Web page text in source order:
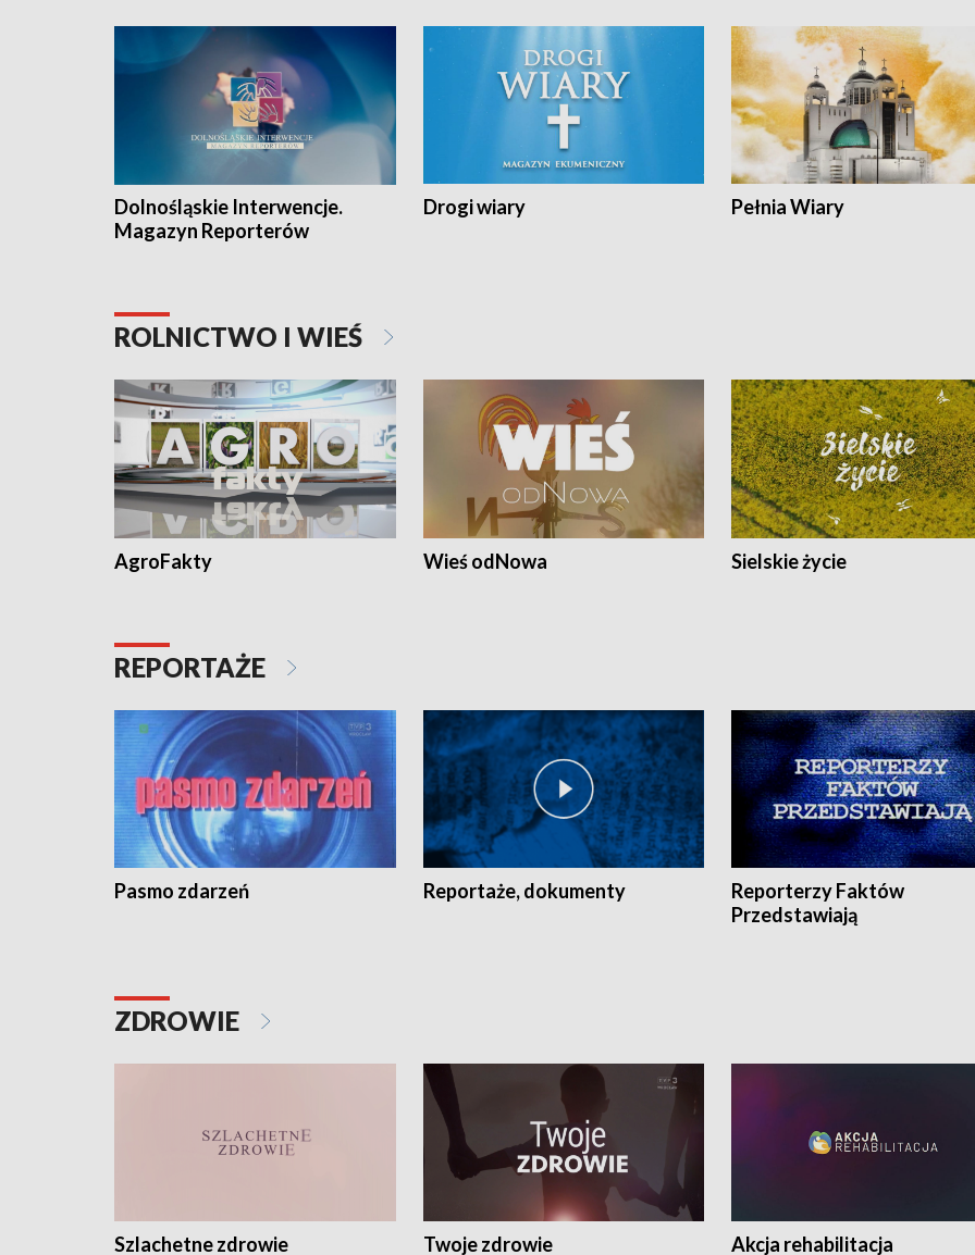
Dolnośląskie Interwencje.
Magazyn Reporterów
Drogi wiary Pełnia Wiary
ROLNICTWO I WIEŚ
AgroFakty Wieś odNowa Sielskie życie
REPORTAŻE
Pasmo zdarzeń Reportaże, dokumenty
Reporterzy Faktów
Przedstawiają
ZDROWIE
Szlachetne zdrowie Twoje zdrowie Akcja rehabilitacja